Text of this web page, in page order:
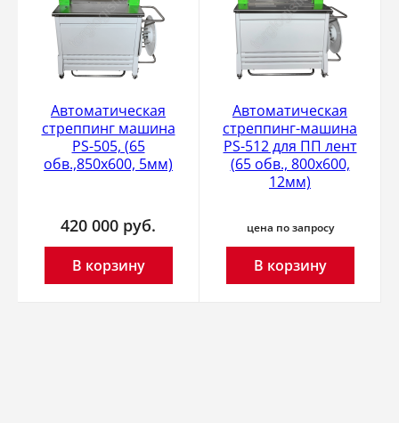
Автоматическая
стреппинг машина
PS-505, (65
обв.,850х600, 5мм)
420 000 руб.
В корзину
Автоматическая
стреппинг-машина
PS-512 для ПП лент
(65 обв., 800х600,
12мм)
цена по запросу
В корзину